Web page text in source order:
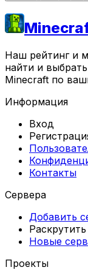
Наш рейтинг и
найти и
Minecraft по
Информация
Вход
Контакты
Сервера
Добавить
Новые
Проекты